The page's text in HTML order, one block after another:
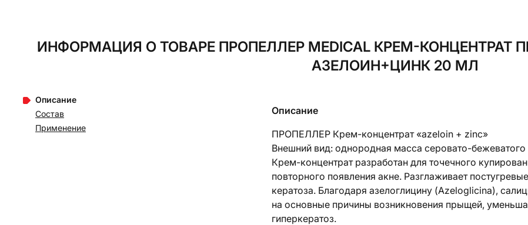
ИНФОРМАЦИЯ О ТОВАРЕ ПРОПЕЛЛЕР MEDICAL КРЕМ-
АЗЕЛОИН+ЦИНК 20 МЛ
Описание
Состав
Применение
Описание
ПРОПЕЛЛЕР Крем-концентрат «azeloin + zinc»
Внешний вид: однородная масса серовато-
Крем-концентрат разработан для точечного
повторного появления акне. Разглаживает
кератоза. Благодаря азелоглицину (Azeloglicina),
на основные причины возникновения прыщей,
гиперкератоз.